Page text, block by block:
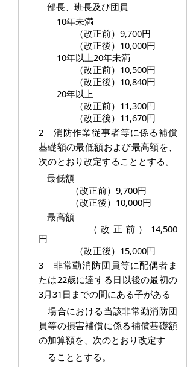
部長、班長及び団員
10年未満
（改正前）9,700円
（改正後）10,000円
10年以上20年未満
（改正前）10,500円
（改正後）10,840円
20年以上
（改正前）11,300円
（改正後）11,670円
2 消防作業従事者等に係る補償
基礎額の最低額および最高額を、
次のとおり改定することとする。
最低額
（改正前）9,700円
（改正後）10,000円
最高額
（改正前）14,500
円
（改正後）15,000円
3 非常勤消防団員等に配偶者ま
たは22歳に達する日以後の最初の
3月31日までの間にある子がある
場合における当該非常勤消防団
員等の損害補償に係る補償基礎額
の加算額を、次のとおり改定す
る こ ととする。